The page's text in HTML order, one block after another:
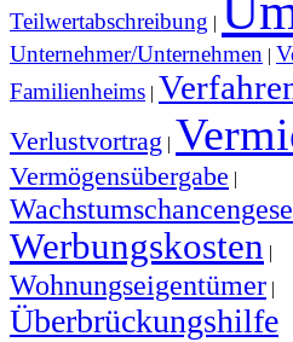
Teilwertabschreibung |
Unternehmer/Unternehmen |
Familienheims |
Verlustvortrag |
Vermögensübergabe |
Werbungskosten |
Wohnungseigentümer |
Überbrückungshilfe